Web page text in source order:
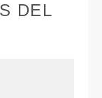
DEL